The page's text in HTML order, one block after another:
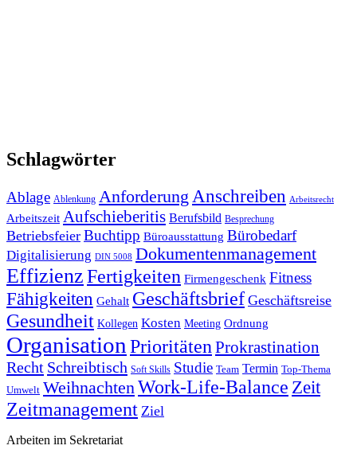
Schlagwörter
Ablage Ablenkung Anforderung Anschreiben Arbeitsrecht
Arbeitszeit Aufschieberitis Berufsbild Besprechung
Betriebsfeier Buchtipp Büroausstattung Bürobedarf
Digitalisierung DIN 5008 Dokumentenmanagement
EffizienzFertigkeiten Firmengeschenk Fitness
Fähigkeiten Gehalt Geschäftsbrief Geschäftsreise
Gesundheit Kollegen Kosten Meeting Ordnung
Organisation Prioritäten Prokrastination
Recht Schreibtisch Soft Skills Studie Team Termin Top-Thema
Umwelt Weihnachten Work-Life-Balance Zeit
Zeitmanagement Ziel
Arbeiten im Sekretariat